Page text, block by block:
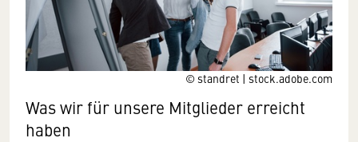
© standret | stock.adobe.com
Was wir für unsere Mitglieder erreicht
haben